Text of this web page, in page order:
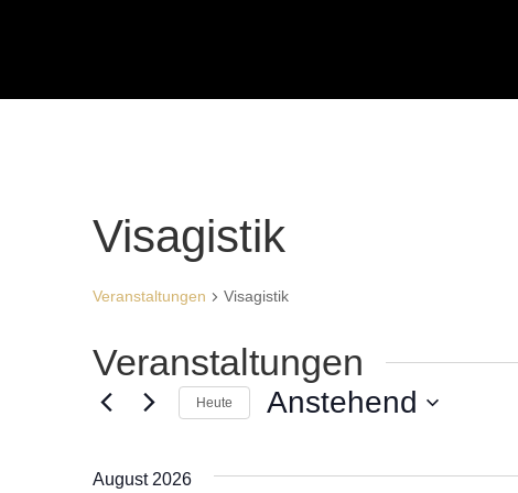
Visagistik
Veranstaltungen Visagistik
Veranstaltungen
Heute Anstehend
August 2026